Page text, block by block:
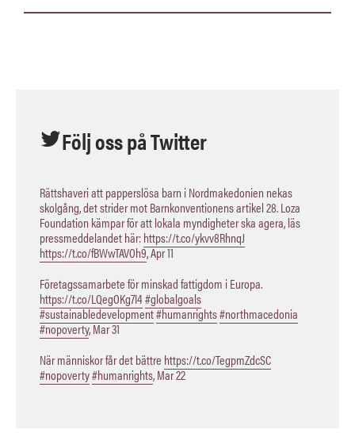
Följ oss på Twitter
Rättshaveri att papperslösa barn i Nordmakedonien nekas
skolgång, det strider mot Barnkonventionens artikel 28. Loza
Foundation kämpar för att lokala myndigheter ska agera, läs
pressmeddelandet här:https://t.co/ykvv8RhnqJ
https://t.co/fBWwTAVOh9,Apr 11
Företagssamarbete för minskad fattigdom i Europa.
https://t.co/LQegOKg7I4#globalgoals
#sustainabledevelopment#humanrights#northmacedonia
#nopoverty,Mar 31
När människor får det bättre https://t.co/TegpmZdcSC
#nopoverty#humanrights,Mar 22